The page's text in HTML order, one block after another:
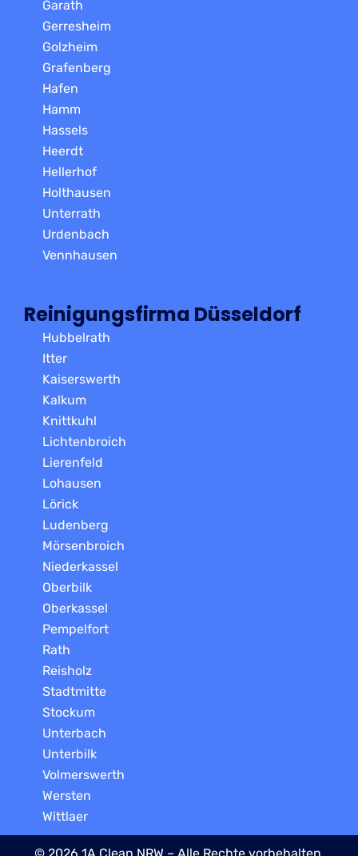
Garath
Gerresheim
Golzheim
Grafenberg
Hafen
Hamm
Hassels
Heerdt
Hellerhof
Holthausen
Unterrath
Urdenbach
Vennhausen
Reinigungsfirma Düsseldorf
Hubbelrath
Itter
Kaiserswerth
Kalkum
Knittkuhl
Lichtenbroich
Lierenfeld
Lohausen
Lörick
Ludenberg
Mörsenbroich
Niederkassel
Oberbilk
Oberkassel
Pempelfort
Rath
Reisholz
Stadtmitte
Stockum
Unterbach
Unterbilk
Volmerswerth
Wersten
Wittlaer
© 2026 1A Clean NRW – Alle Rechte vorbehalten.